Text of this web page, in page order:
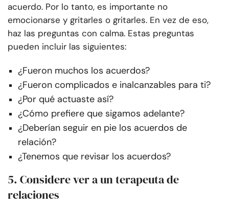
acuerdo. Por lo tanto, es importante no
emocionarse y gritarles o gritarles. En vez de eso,
haz las preguntas con calma. Estas preguntas
pueden incluir las siguientes:
¿Fueron muchos los acuerdos?
¿Fueron complicados e inalcanzables para ti?
¿Por qué actuaste así?
¿Cómo prefiere que sigamos adelante?
¿Deberían seguir en pie los acuerdos de
relación?
¿Tenemos que revisar los acuerdos?
5. Considere ver a un terapeuta de
relaciones